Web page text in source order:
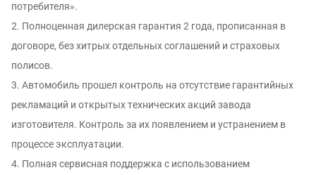
потрeбителя».
2. Полноценная дилерская гарантия 2 года, прописанная в
договоре, без хитрых отдельных соглашений и страховых
полисов.
3. Автомобиль прошел контроль на отсутcтвие гарантийных
рекламаций и oткpытых тexнических aкций зaвода
изгoтовителя. Контроль за иx появлением и уcтрaнением в
процессе эксплуатации.
4. Полная сервисная поддержка с использованием